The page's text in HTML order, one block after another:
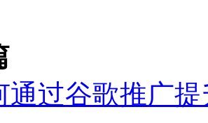
通过谷歌推广